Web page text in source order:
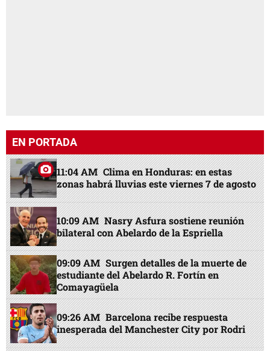
EN PORTADA
11:04 AM Clima en Honduras: en estas
zonas habrá lluvias este viernes 7 de agosto
10:09 AM Nasry Asfura sostiene reunión
bilateral con Abelardo de la Espriella
09:09 AM Surgen detalles de la muerte de
estudiante del Abelardo R. Fortín en
Comayagüela
09:26 AM Barcelona recibe respuesta
inesperada del Manchester City por Rodri